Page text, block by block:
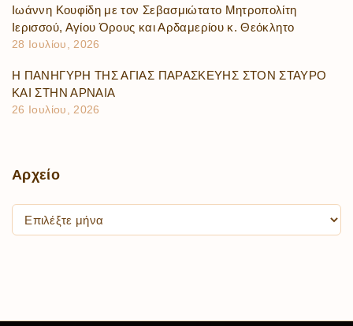
Ιωάννη Κουφίδη με τον Σεβασμιώτατο Μητροπολίτη
Ιερισσού, Αγίου Όρους και Αρδαμερίου κ. Θεόκλητο
28 Ιουλίου, 2026
Η ΠΑΝΗΓΥΡΗ ΤΗΣ ΑΓΙΑΣ ΠΑΡΑΣΚΕΥΗΣ ΣΤΟΝ ΣΤΑΥΡΟ
ΚΑΙ ΣΤΗΝ ΑΡΝΑΙΑ
26 Ιουλίου, 2026
Αρχείο